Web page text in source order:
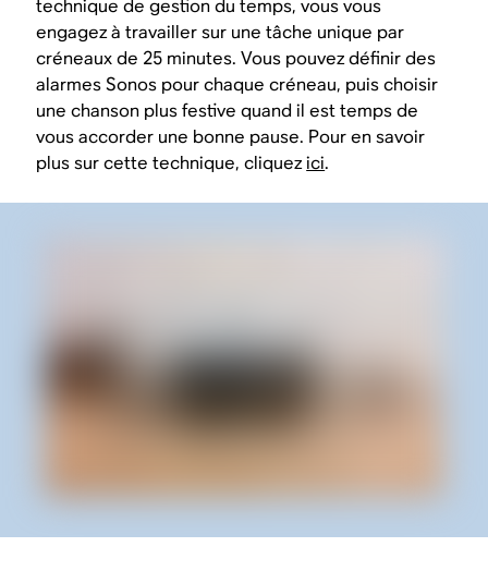
technique de gestion du temps, vous vous
engagez à travailler sur une tâche unique par
créneaux de 25 minutes. Vous pouvez définir des
alarmes Sonos pour chaque créneau, puis choisir
une chanson plus festive quand il est temps de
vous accorder une bonne pause. Pour en savoir
plus sur cette technique, cliquezici.